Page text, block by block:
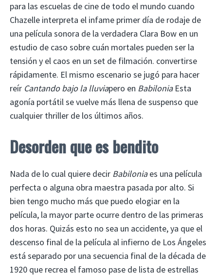
para las escuelas de cine de todo el mundo cuando
Chazelle interpreta el infame primer día de rodaje de
una película sonora de la verdadera Clara Bow en un
estudio de caso sobre cuán mortales pueden ser la
tensión y el caos en un set de filmación. convertirse
rápidamente. El mismo escenario se jugó para hacer
reír Cantando bajo la lluviapero en Babilonia Esta
agonía portátil se vuelve más llena de suspenso que
cualquier thriller de los últimos años.
Desorden que es bendito
Nada de lo cual quiere decir Babiloniaes una película
perfecta o alguna obra maestra pasada por alto. Si
bien tengo mucho más que puedo elogiar en la
película, la mayor parte ocurre dentro de las primeras
dos horas. Quizás esto no sea un accidente, ya que el
descenso final de la película al infierno de Los Ángeles
está separado por una secuencia final de la década de
1920 que recrea el famoso pase de lista de estrellas